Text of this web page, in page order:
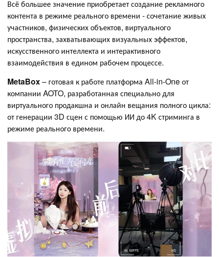
Всё большее значение приобретает создание рекламного
контента в режиме реального времени - сочетание живых
участников, физических объектов, виртуального
пространства, захватывающих визуальных эффектов,
искусственного интеллекта и интерактивного
взаимодействия в едином рабочем процессе.
MetaBox– готовая к работе платформа All-in-One от
компании AOTO, разработанная специально для
виртуального продакшна и онлайн вещания полного цикла:
от генерации 3D сцен с помощью ИИ до 4K стриминга в
режиме реального времени.